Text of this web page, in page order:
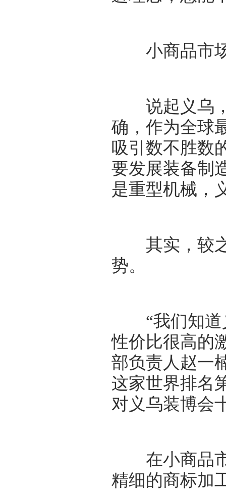
小商品市场
说起义乌，
确，作为全球
吸引数不胜数
要发展装备制
是重型机械，
其实，较之
势。
“我们知道
性价比很高的
部负责人赵一
这家世界排名
对义乌装博会
在小商品市
精细的商标加